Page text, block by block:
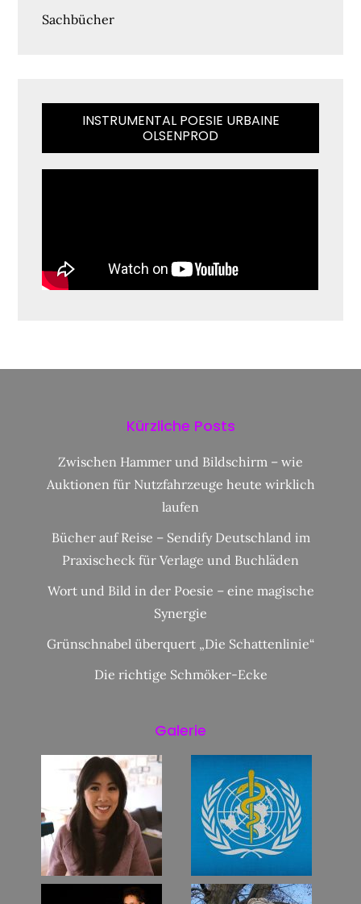
Sachbücher
INSTRUMENTAL POESIE URBAINE
OLSENPROD
Kürzliche Posts
Zwischen Hammer und Bildschirm – wie
Auktionen für Nutzfahrzeuge heute wirklich
laufen
Bücher auf Reise – Sendify Deutschland im
Praxischeck für Verlage und Buchläden
Wort und Bild in der Poesie – eine magische
Synergie
Grünschnabel überquert „Die Schattenlinie“
Die richtige Schmöker-Ecke
Galerie